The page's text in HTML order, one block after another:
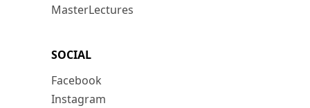
MasterLectures
SOCIAL
Facebook
Instagram